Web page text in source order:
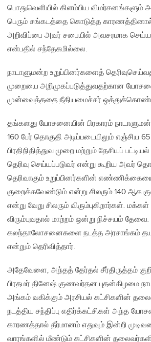
பொதுவெளியில் கிளம்பிய விமர்சனங்களும்
பெரும் சங்கடத்தை கொடுத்த
அறிவிப்பை அவர் சபையில் அவசரமாக
என்பதில் சந்தேகமில்லை.
நாடாளுமன்ற உறுப்பினர்களைத்
முறையை அறிமுகப்படுத்துவதற்கான
முன்வைத்ததை நீதியமைச்சர்
தங்களது யோசனையின் பிரகாரம்
160 பேர் தொகுதி அடிப்படையிலும் எஞ்சிய 65
பிரதிநிதித்துவ முறை மற்றும் தேசியப்
தெரிவு செய்யப்படுவர் என்று கூறிய அவர்
தெரிவாகும் உறுப்பினர்களின்
குறைக்கவேண்டும் என்று சிலரும் 140 ஆக
என்று வேறு சிலரும் விரும்புகிறார்கள்.
விரும்புவதால் மாற்றம் ஒன்று நிச்சயம் தேவை.
கலந்தாலோசனைகளை நடத்த அரசாங்கம்
என்றும் தெரிவித்தார்.
அதேவேளை, அந்தத் தேர்தல் சீர்திருத்தம்
பிரதமர் தினேஷ் குணவர்தன புதன்கிழமை
அங்கம் வகிக்கும் அரசியல் கட்சிகளின்
நடத்திய சந்திப்பு எதிர்க்கட்சிகள் அந்த
காரணத்தால் தீர்மானம் எதுவும் இன்றி
வாரங்களில் மீண்டும் கட்சிகளின்